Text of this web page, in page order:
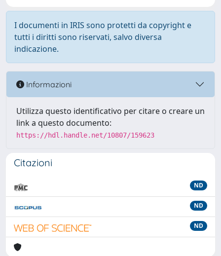
I documenti in IRIS sono protetti da copyright e
tutti i diritti sono riservati, salvo diversa
indicazione.
Informazioni
Utilizza questo identificativo per citare o creare un
link a questo documento:
https://hdl.handle.net/10807/159623
Citazioni
ND
ND
ND